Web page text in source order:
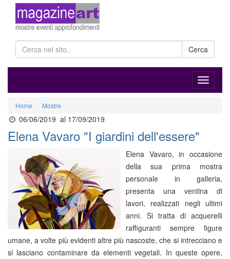
Cerca
Home Mostre
06/06/2019 al 17/09/2019
Elena Vavaro "I giardini dell'essere"
Elena Vavaro, in occasione
della sua prima mostra
personale in galleria,
presenta una ventina di
lavori, realizzati negli ultimi
anni. Si tratta di acquerelli
raffiguranti sempre figure
umane, a volte più evidenti altre più nascoste, che si intrecciano e
si lasciano contaminare da elementi vegetali. In queste opere,